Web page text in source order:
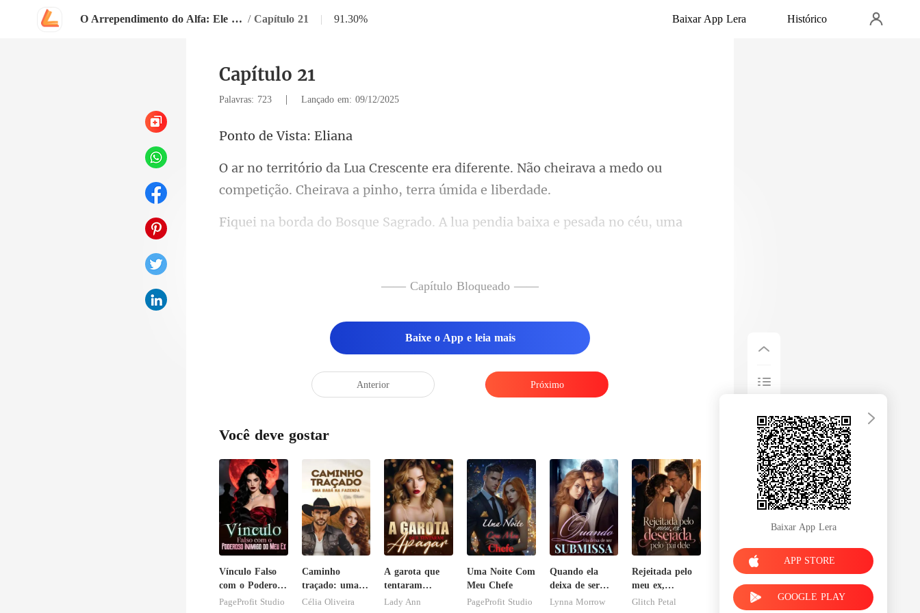
O Arrependimento do Alfa: Ele Perdeu Sua Loba Branca Destinada / Capítulo 21 | 91.30% Baixar App Lera Histórico
Capítulo 21
Palavras: 723 | Lançado em: 09/12/2025
e Vista
ferente. Não cheirava a medo ou
competição
lua pendia baixa e pesada no céu, uma
—— Capítulo Bloqueado ——
Baixe o App e leia mais
Anterior Próximo
Você deve gostar
Vínculo Falso
com o Poderoso
Inimigo do Meu
PageProfit Studio
Caminho
traçado: uma
babá na
Célia Oliveira
A garota que
tentaram
apagar
Lady Ann
Uma Noite Com
Meu Chefe
PageProfit Studio
Quando ela
deixa de ser
submissa
Lynna Morrow
Rejeitada pelo
meu ex,
desejada pelo
Glitch Petal
Baixar App Lera
APP STORE
GOOGLE PLAY